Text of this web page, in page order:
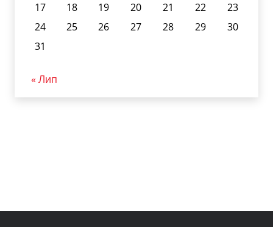
17
18 19 20 21 22
23
24
25 26 27 28 29
30
31
« Лип